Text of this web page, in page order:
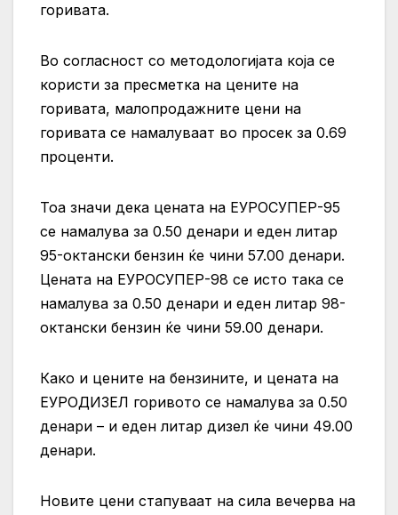
горивата.
Во согласност со методологијата која се
користи за пресметка на цените на
горивата, малопродажните цени на
горивата се намалуваат во просек за 0.69
проценти.
Тоа значи дека цената на ЕУРОСУПЕР-95
се намалува за 0.50 денари и еден литар
95-октански бензин ќе чини 57.00 денари.
Цената на ЕУРОСУПЕР-98 се исто така се
намалува за 0.50 денари и еден литар 98-
октански бензин ќе чини 59.00 денари.
Како и цените на бензините, и цената на
ЕУРОДИЗЕЛ горивото се намалува за 0.50
денари – и еден литар дизел ќе чини 49.00
денари.
Новите цени стапуваат на сила вечерва на